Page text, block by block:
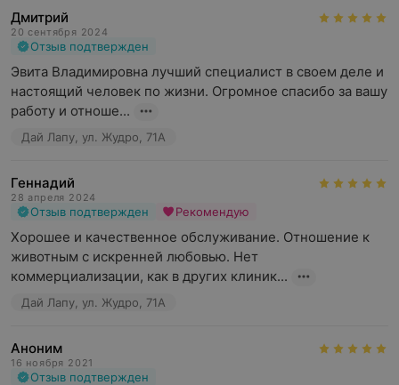
Дмитрий
20 сентября 2024
Отзыв подтвержден
Эвита Владимировна лучший специалист в своем деле и
настоящий человек по жизни. Огромное спасибо за вашу
работу и отноше...
Дай Лапу, ул. Жудро, 71А
Геннадий
28 апреля 2024
Отзыв подтвержден Рекомендую
Хорошее и качественное обслуживание. Отношение к
животным с искренней любовью. Нет
коммерциализации, как в других клиник...
Дай Лапу, ул. Жудро, 71А
Аноним
16 ноября 2021
Отзыв подтвержден